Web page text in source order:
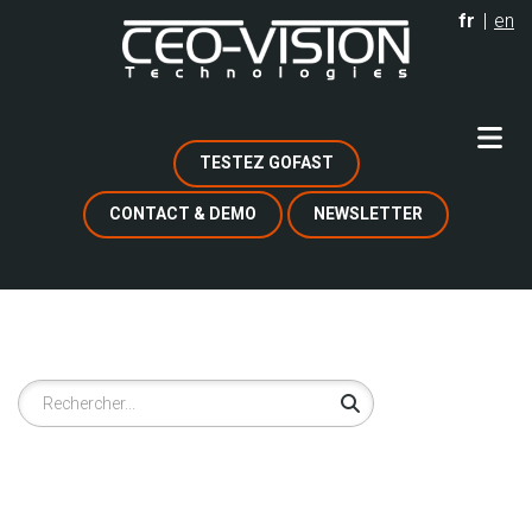
fr en
TESTEZ GOFAST
CONTACT & DEMO NEWSLETTER
Rechercher